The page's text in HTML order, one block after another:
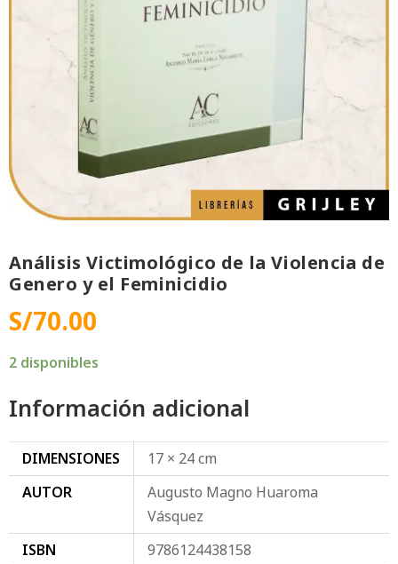
Análisis Victimológico de la Violencia de
Genero y el Feminicidio
S/70.00
2 disponibles
Información adicional
DIMENSIONES
17 × 24 cm
AUTOR
Augusto Magno Huaroma
Vásquez
ISBN
9786124438158